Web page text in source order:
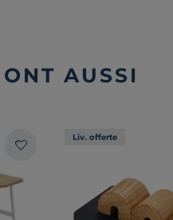
AUSSI
Liv. offerte